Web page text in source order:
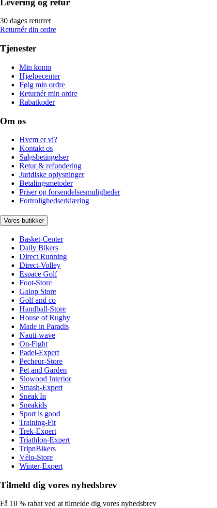
Levering og retur
30 dages returret
Returnér din ordre
Tjenester
Min konto
Hjælpecenter
Følg min ordre
Returnér min ordre
Rabatkoder
Om os
Hvem er vi?
Kontakt os
Salgsbetingelser
Retur & refundering
Juridiske oplysninger
Betalingsmetoder
Priser og forsendelsesmuligheder
Fortrolighedserklæring
Vores butikker
Basket-Center
Daily Bikers
Direct Running
Direct-Volley
Espace Golf
Foot-Store
Galop Store
Golf and co
Handball-Store
House of Rugby
Made in Paradis
Nauti-wave
On-Fight
Padel-Expert
Pecheur-Store
Pet and Garden
Slowood Interior
Smash-Expert
Sneak'In
Sneakids
Sport is good
Training-Fit
Trek-Expert
Triathlon-Expert
TripnBikers
Vélo-Store
Winter-Expert
Tilmeld dig vores nyhedsbrev
Få 10 % rabat ved at tilmelde dig vores nyhedsbrev